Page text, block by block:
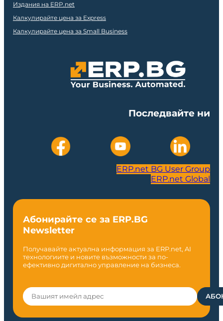
Издания на ERP.net
Калкулирайте цена за Express
Калкулирайте цена за Small Business
Последвайте ни
ERP.net BG User Group
ERP.net Global
Абонирайте се за ERP.BG
Newsletter
Получавайте актуална информация за ERP.net, AI
технологиите и новите възможности за по-
ефективно дигитално управление на бизнеса.